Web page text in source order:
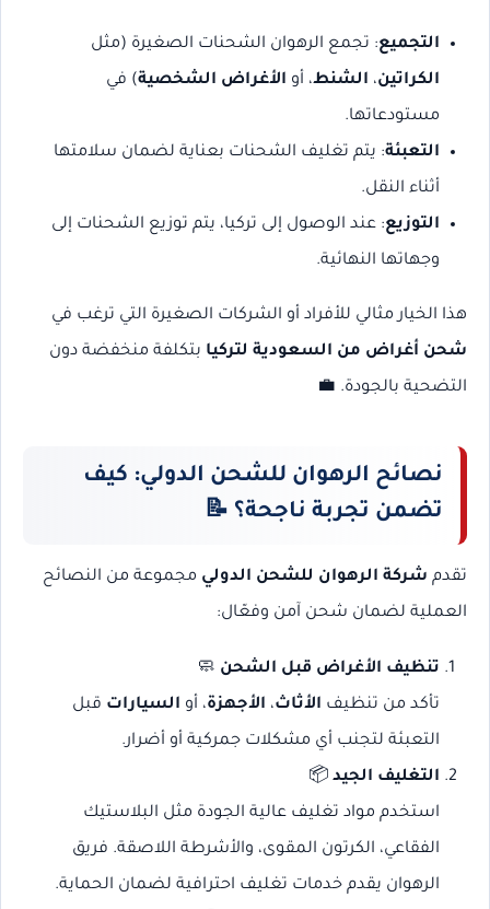
التجميع: تجمع الرهوان الشحنات الصغيرة (مثل
الكراتين، الشنط، أو الأغراض الشخصية) في
مستودعاتها.
التعبئة: يتم تغليف الشحنات بعناية لضمان سلامتها
أثناء النقل.
التوزيع: عند الوصول إلى تركيا، يتم توزيع الشحنات إلى
وجهاتها النهائية.
هذا الخيار مثالي للأفراد أو الشركات الصغيرة التي ترغب في
شحن أغراض من السعودية لتركيا بتكلفة منخفضة دون
التضحية بالجودة. 💼
نصائح الرهوان للشحن الدولي: كيف
تضمن تجربة ناجحة؟ 📝
تقدم شركة الرهوان للشحن الدولي مجموعة من النصائح
العملية لضمان شحن آمن وفعّال:
تنظيف الأغراض قبل الشحن 🧼
تأكد من تنظيف الأثاث، الأجهزة، أو السيارات قبل
التعبئة لتجنب أي مشكلات جمركية أو أضرار.
التغليف الجيد📦
استخدم مواد تغليف عالية الجودة مثل البلاستيك
الفقاعي، الكرتون المقوى، والأشرطة اللاصقة. فريق
الرهوان يقدم خدمات تغليف احترافية لضمان الحماية.